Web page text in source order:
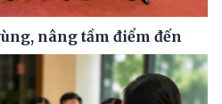
nâng tầm điểm đến